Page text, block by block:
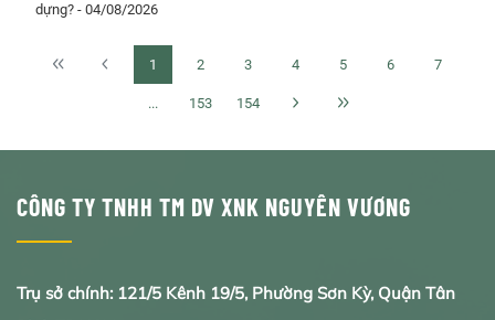
dựng? - 04/08/2026
1 2 3 4 5 6 7
... 153 154
CÔNG TY TNHH TM DV XNK NGUYÊN VƯƠNG
Trụ sở chính: 121/5 Kênh 19/5, Phường Sơn Kỳ, Quận Tân